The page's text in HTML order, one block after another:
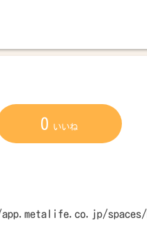
0 いいね
spaces/